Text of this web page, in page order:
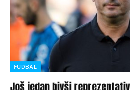
FUDBAL
Još jedan bivši